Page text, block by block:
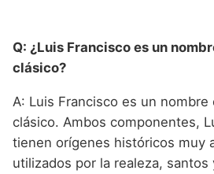
Q: ¿Luis Francisco es un
clásico?
A: Luis Francisco es un
clásico. Ambos componentes,
tienen orígenes históricos muy
utilizados por la realeza, santos